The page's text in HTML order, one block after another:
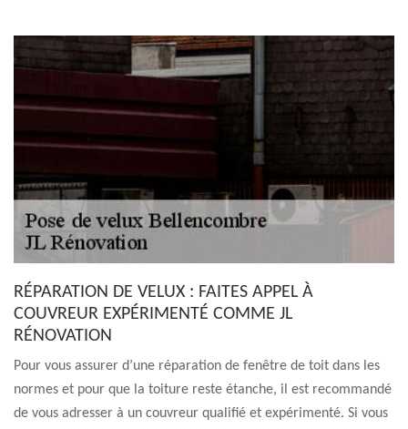
RÉPARATION DE VELUX : FAITES APPEL À
COUVREUR EXPÉRIMENTÉ COMME JL
RÉNOVATION
Pour vous assurer d’une réparation de fenêtre de toit dans les
normes et pour que la toiture reste étanche, il est recommandé
de vous adresser à un couvreur qualifié et expérimenté. Si vous